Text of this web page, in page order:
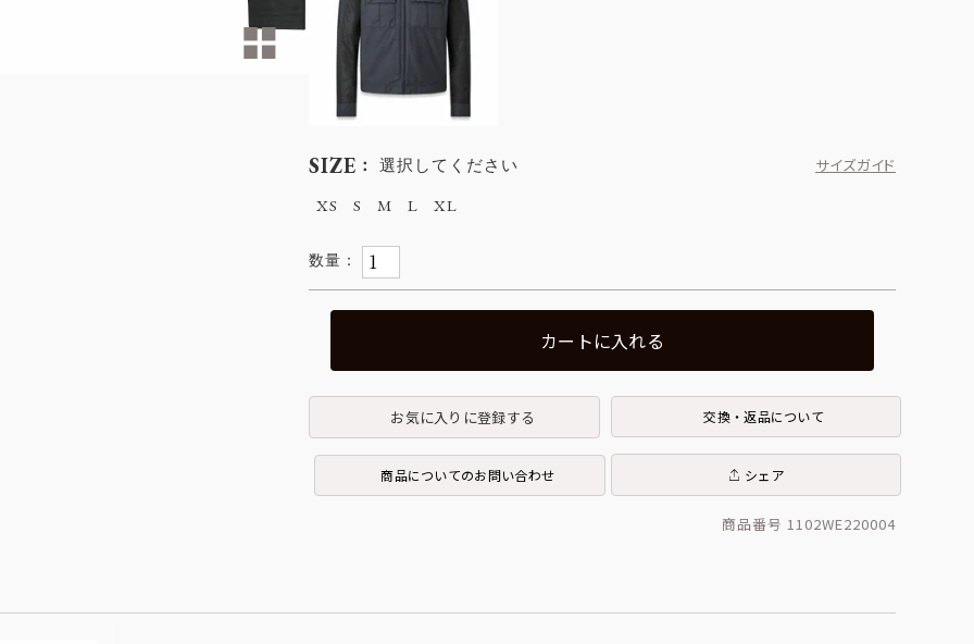
SIZE 選択してください
サイズガイド
XS
S M L XL
カートに入れる
お気に入りに登録する 交換・返品について
商品についてのお問い合わせ シェア
商品番号 1102WE220004